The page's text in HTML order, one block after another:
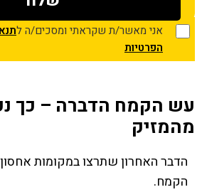
אני מאשר/ת שקראתי ומסכים/ה ל
הפרטיות
עש הקמח הדברה – כך
מהמזיק
הדבר האחרון שתרצו במקומות
הקמח.